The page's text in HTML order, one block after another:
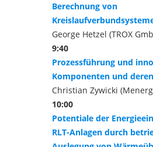
Berechnung von
George Hetzel (TROX
9:40
Prozessführung und
Komponenten und
Christian Zywicki
10:00
Potentiale der
RLT-Anlagen durch